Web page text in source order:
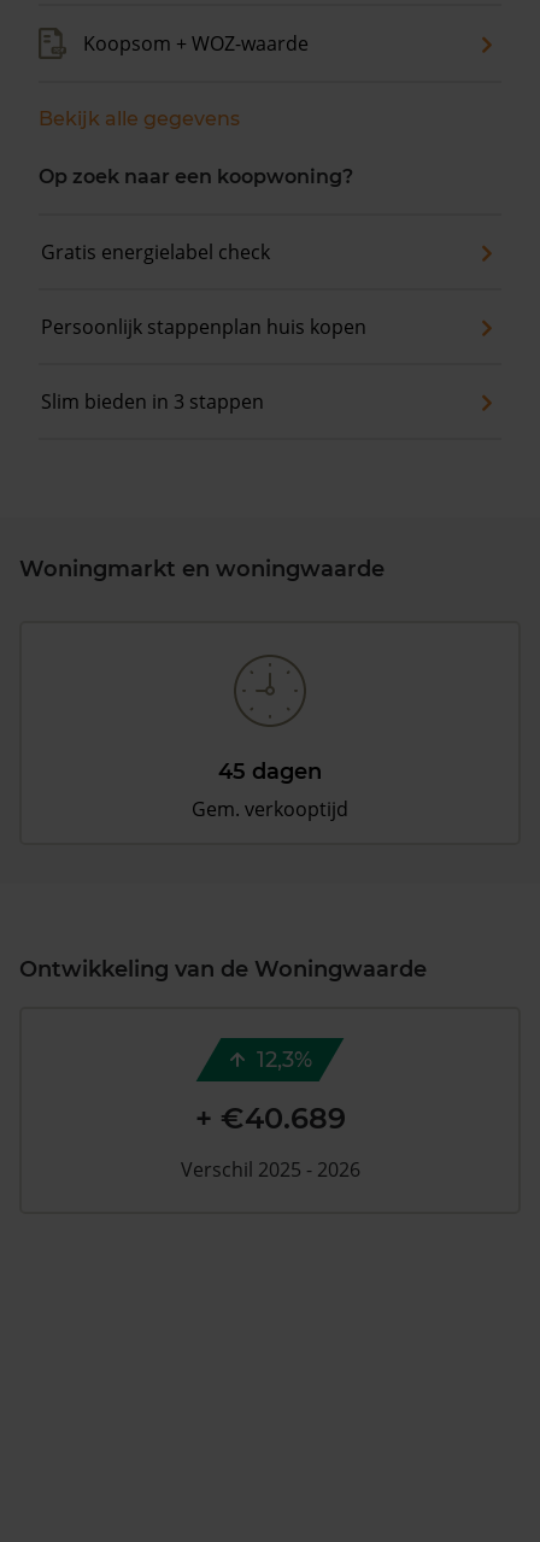
Koopsom + WOZ-waarde
Bekijk alle gegevens
Op zoek naar een koopwoning?
Gratis energielabel check
Persoonlijk stappenplan huis kopen
Slim bieden in 3 stappen
Woningmarkt en woningwaarde
45 dagen
Gem. verkooptijd
Ontwikkeling van de Woningwaarde
12,3%
+ €40.689
Verschil 2025 - 2026